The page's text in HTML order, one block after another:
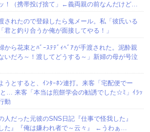
！（携帯投げ捨て」←義両親の前なんだけど…
されたので登録したら鬼メール。私「彼氏いる
君と釣り合うか俺が面接してやる！」
から花束とﾊﾞｰｽﾃﾃﾞｨﾍﾞｱが手渡された。泥酔親
いだろ～！渡してどうする～」新婦の母が号泣
うとすると、ｲﾝﾀｰﾎﾝ連打。来客「宅配便でー
… 来客「本当は煎餅学会の勧誘でした☆ﾐ」ｲﾗｯ
動
人だった元彼のSNS日記『仕事で怪我した』
した』『俺は嫌われ者で～云々』 ←うわぁ…